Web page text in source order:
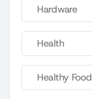
Hardware
Health
Healthy Food